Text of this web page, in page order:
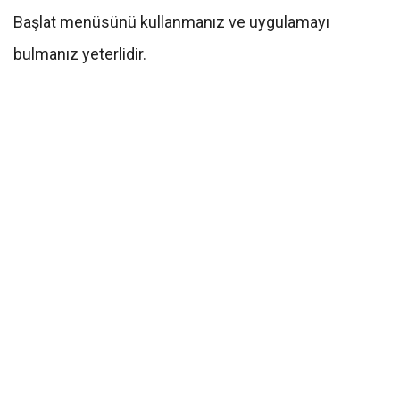
Başlat menüsünü kullanmanız ve uygulamayı
bulmanız yeterlidir.